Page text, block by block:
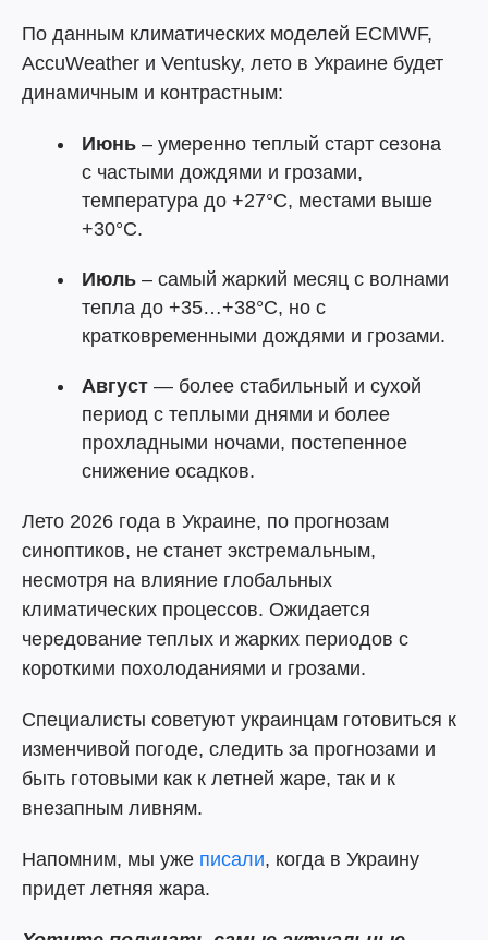
По данным климатических моделей ECMWF,
AccuWeather и Ventusky, лето в Украине будет
динамичным и контрастным:
Июнь – умеренно теплый старт сезона
с частыми дождями и грозами,
температура до +27°C, местами выше
+30°C.
Июль – самый жаркий месяц с волнами
тепла до +35…+38°C, но с
кратковременными дождями и грозами.
Август — более стабильный и сухой
период с теплыми днями и более
прохладными ночами, постепенное
снижение осадков.
Лето 2026 года в Украине, по прогнозам
синоптиков, не станет экстремальным,
несмотря на влияние глобальных
климатических процессов. Ожидается
чередование теплых и жарких периодов с
короткими похолоданиями и грозами.
Специалисты советуют украинцам готовиться к
изменчивой погоде, следить за прогнозами и
быть готовыми как к летней жаре, так и к
внезапным ливням.
Напомним, мы уже писали, когда в Украину
придет летняя жара.